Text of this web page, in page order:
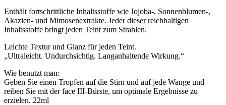
Enthält fortschrittliche Inhaltsstoffe wie Jojoba-, Sonnenblumen-,
Akazien- und Mimosenextrakte. Jeder dieser reichhaltigen
Inhaltsstoffe bringt jeden Teint zum Strahlen.
Leichte Textur und Glanz für jeden Teint.
„Ultraleicht. Undurchsichtig. Langanhaltende Wirkung.“
Wie benutzt man:
Geben Sie einen Tropfen auf die Stirn und auf jede Wange und
reiben Sie mit der face III-Bürste, um optimale Ergebnisse zu
erzielen. 22ml